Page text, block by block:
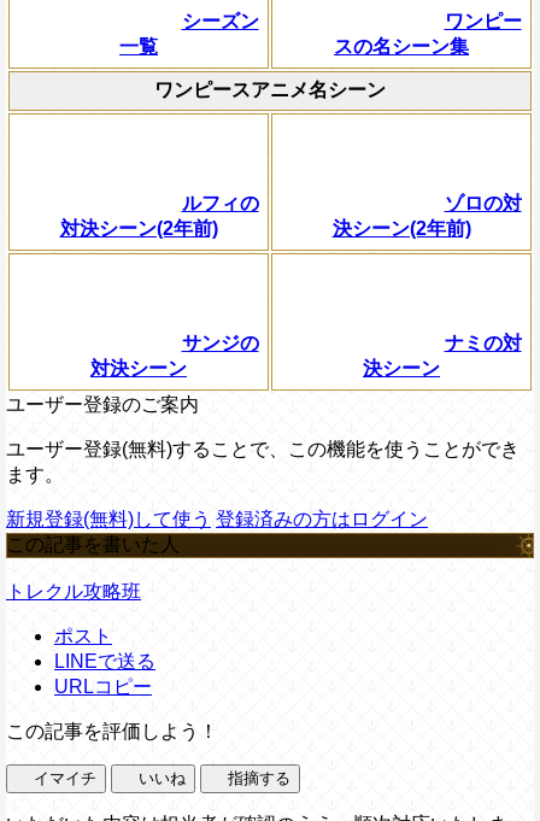
シーズン
一覧
ワンピー
スの名シーン集
ワンピースアニメ名シーン
ルフィの
対決シーン(2年前)
ゾロの対
決シーン(2年前)
サンジの
対決シーン
ナミの対
決シーン
ユーザー登録のご案内
ユーザー登録(無料)することで、この機能を使うことができ
ます。
新規登録(無料)して使う 登録済みの方はログイン
この記事を書いた人
トレクル攻略班
ポスト
LINEで送る
URLコピー
この記事を評価しよう！
イマイチ いいね 指摘する